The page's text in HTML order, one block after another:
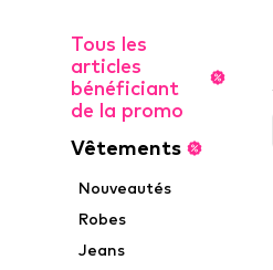
Tous les
articles
bénéficiant
de la promo
Vêtements
Nouveautés
Robes
Jeans